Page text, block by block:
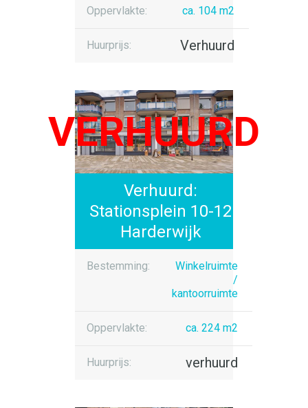
Oppervlakte: ca. 104 m2
Huurprijs: Verhuurd
Verhuurd:
Stationsplein 10-12
Harderwijk
Bestemming:
Winkelruimte
/
kantoorruimte
Oppervlakte: ca. 224 m2
Huurprijs: verhuurd